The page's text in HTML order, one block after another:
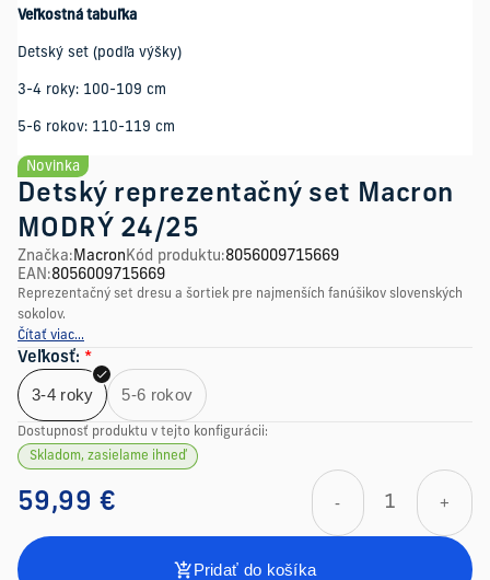
Veľkostná tabuľka
Detský set (podľa výšky)
3-4 roky: 100-109 cm
5-6 rokov: 110-119 cm
Novinka
Detský reprezentačný set Macron
MODRÝ 24/25
Značka:MacronKód produktu:8056009715669
EAN:8056009715669
Reprezentačný set dresu a šortiek pre najmenších fanúšikov slovenských
sokolov.
Čítať viac...
Veľkosť: *
3-4 roky 5-6 rokov
Dostupnosť produktu v tejto konfigurácii:
Skladom, zasielame ihneď
59,99 € - +
Pridať do košíka